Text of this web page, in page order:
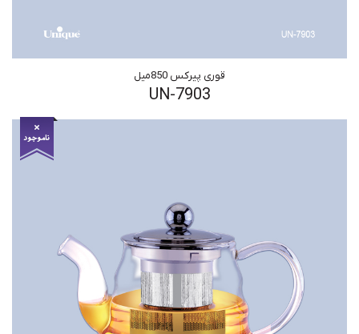
قوری پیرکس 850میل
UN-7903